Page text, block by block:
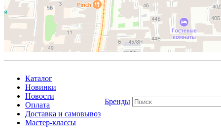
Каталог
Новинки
Новости
Оплата
Доставка и самовывоз
Мастер-классы
Бренды